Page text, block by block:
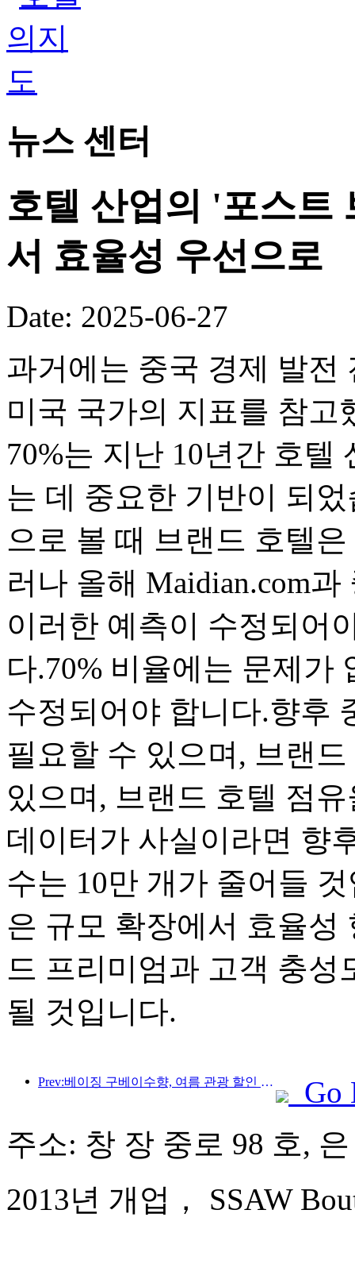
뉴스 센터
호텔 산업의 '포스트
서 효율성 우선으로
Date: 2025-06-27
과거에는 중국 경제 발전
미국 국가의 지표를 참고
70%는 지난 10년간 호텔
는 데 중요한 기반이 되
으로 볼 때 브랜드 호텔
러나 올해 Maidian.com
이러한 예측이 수정되어
다.70% 비율에는 문제가
수정되어야 합니다.향후
필요할 수 있으며, 브랜
있으며, 브랜드 호텔 점
데이터가 사실이라면 향
수는 10만 개가 줄어들
은 규모 확장에서 효율성
드 프리미엄과 고객 충
될 것입니다.
Prev:베이징 구베이수향, 여름 관광 할인 행사 시작
Go
주소: 창 장 중로 98 호,
2013년 개업， SSAW